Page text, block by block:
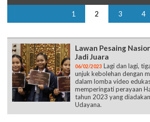
1 2 3 4
Lawan Pesaing
Jadi Juara
06/02/2023 Lagi dan lagi,
unjuk kebolehan dengan
dalam lomba video
memperingati perayaan
tahun 2023 yang
Udayana.